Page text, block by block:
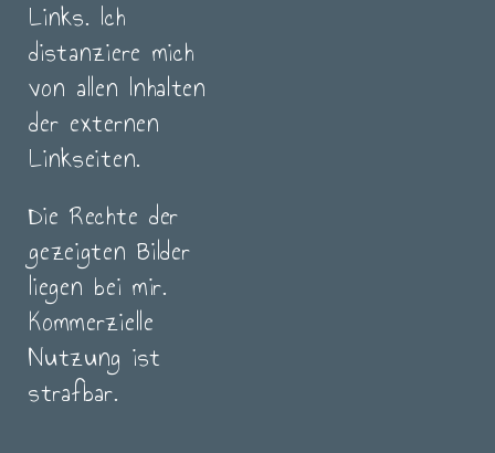
Links. Ich
distanziere mich
von allen Inhalten
der externen
Linkseiten.
Die Rechte der
gezeigten Bilder
liegen bei mir.
Kommerzielle
Nutzung ist
strafbar.